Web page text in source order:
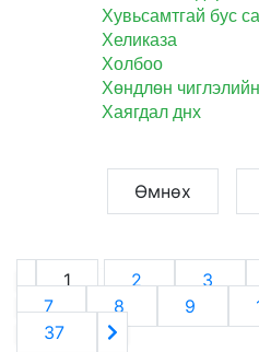
Хувьсамтгай бус
Хеликаза
Холбоо
Хөндлөн
Хаягдал днх
Өмнөх
1 2 3
7
8 9
37